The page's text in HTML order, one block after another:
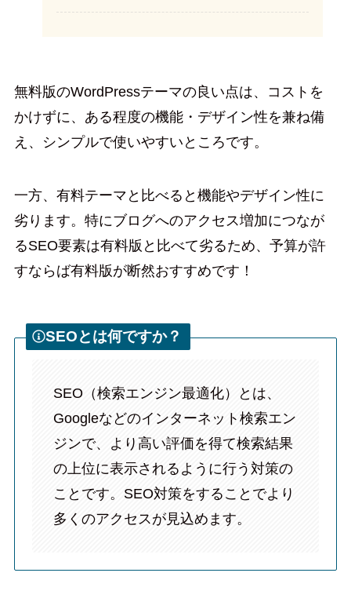
無料版のWordPressテーマの良い点は、コストを
かけずに、ある程度の機能・デザイン性を兼ね備
え、シンプルで使いやすいところです。
一方、有料テーマと比べると機能やデザイン性に
劣ります。特にブログへのアクセス増加につなが
るSEO要素は有料版と比べて劣るため、予算が許
すならば有料版が断然おすすめです！
SEOとは何ですか？
SEO（検索エンジン最適化）とは、
Googleなどのインターネット検索エン
ジンで、より高い評価を得て検索結果
の上位に表示されるように行う対策の
ことです。SEO対策をすることでより
多くのアクセスが見込めます。